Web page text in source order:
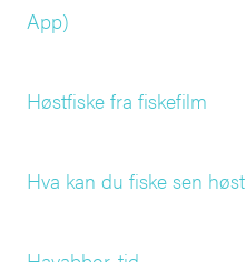
App)
Høstfiske fra fiskefilm
Hva kan du fiske sen høst